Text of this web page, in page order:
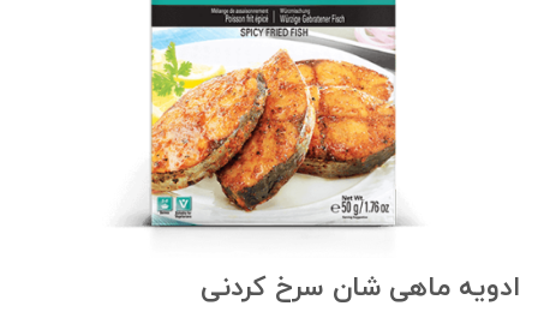
ادویه ماهی شان سرخ کردنی